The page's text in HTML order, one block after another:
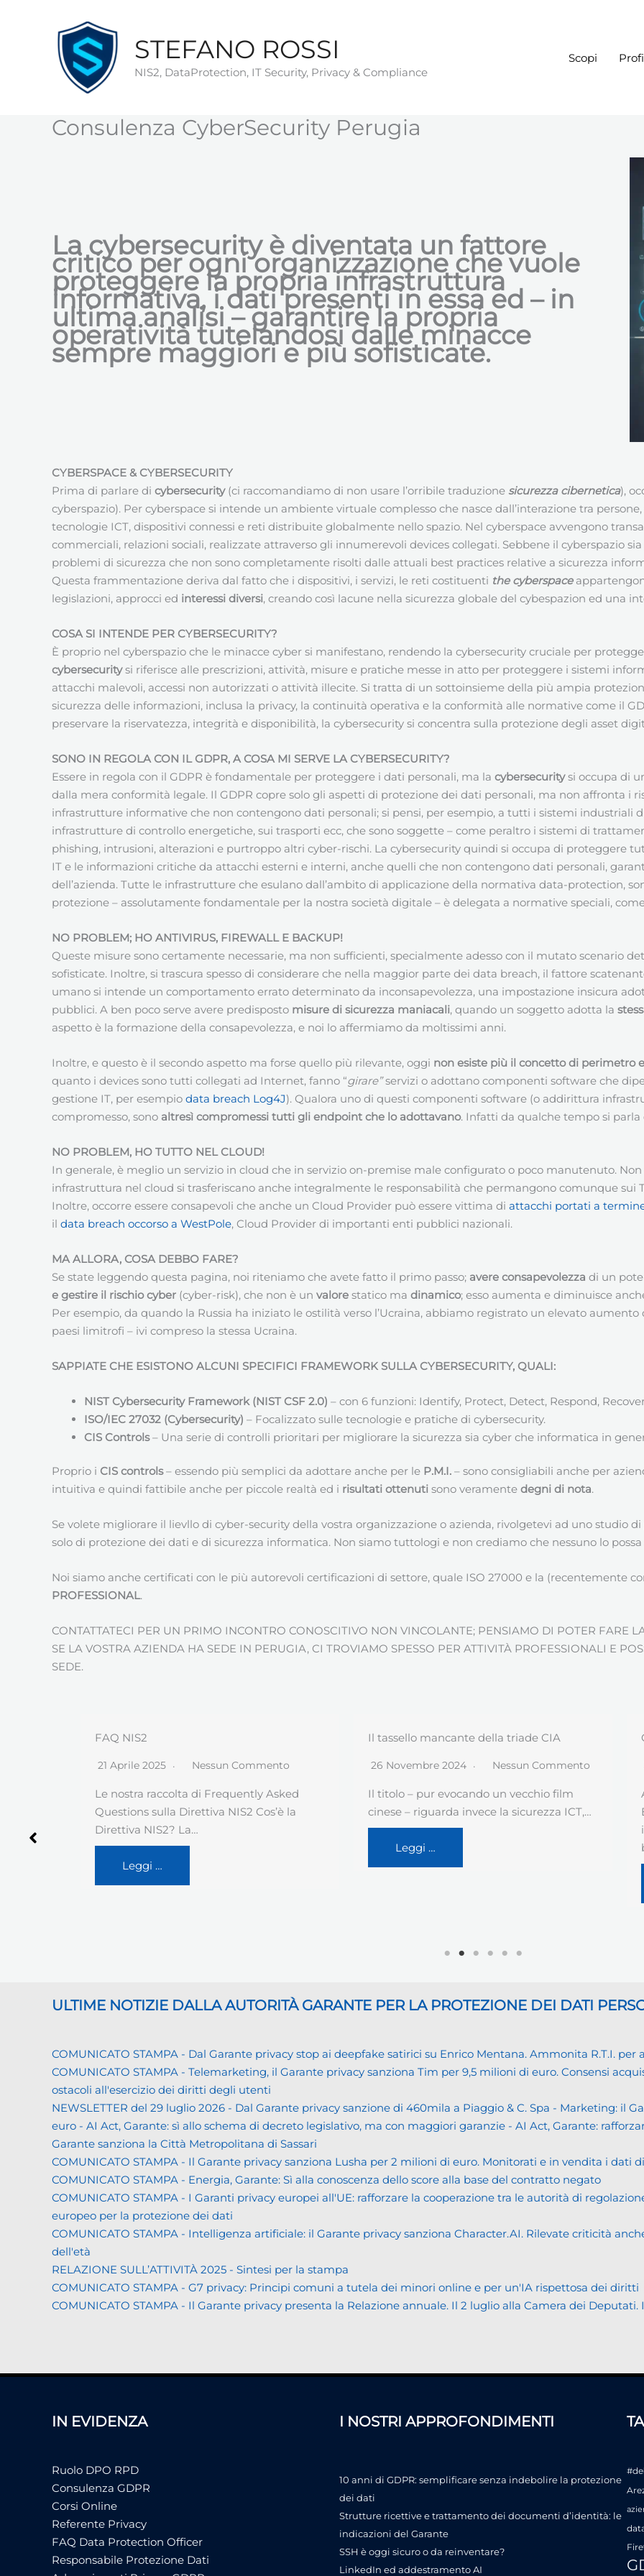
STEFANO ROSSI
NIS2, DataProtection, IT Security, Privacy & Compliance
Scopi
Consulenza CyberSecurity Perugia
La cybersecurity è diventata un fattore
critico per ogni organizzazione che vuole
proteggere la propria infrastruttura
informativa, i dati presenti in essa ed – in
ultima analisi – garantire la propria
operatività tutelandosi dalle minacce
sempre maggiori e più sofisticate.
CYBERSPACE & CYBERSECURITY
Prima di parlare di cybersecurity (ci raccomandiamo di non usare l’orribile traduzione sicurezza cibernetica),
cyberspazio). Per cyberspace si intende un ambiente virtuale complesso che nasce dall’interazione tra
tecnologie ICT, dispositivi connessi e reti distribuite globalmente nello spazio. Nel cyberspace avvengono
commerciali, relazioni sociali, realizzate attraverso gli innumerevoli devices collegati. Sebbene il cyberspazio
problemi di sicurezza che non sono completamente risolti dalle attuali best practices relative a sicurezza
Questa frammentazione deriva dal fatto che i dispositivi, i servizi, le reti costituenti the cyberspace
legislazioni, approcci ed interessi diversi, creando così lacune nella sicurezza globale del cybespazion ed una
COSA SI INTENDE PER CYBERSECURITY?
È proprio nel cyberspazio che le minacce cyber si manifestano, rendendo la cybersecurity cruciale per
cybersecuritysi riferisce alle prescrizioni, attività, misure e pratiche messe in atto per proteggere i sistemi
attacchi malevoli, accessi non autorizzati o attività illecite. Si tratta di un sottoinsieme della più ampia
sicurezza delle informazioni, inclusa la privacy, la continuità operativa e la conformità alle normative come il
preservare la riservatezza, integrità e disponibilità, la cybersecurity si concentra sulla protezione degli asset
SONO IN REGOLA CON IL GDPR, A COSA MI SERVE LA CYBERSECURITY?
Essere in regola con il GDPR è fondamentale per proteggere i dati personali, ma la cybersecuritysi occupa di
dalla mera conformità legale. Il GDPR copre solo gli aspetti di protezione dei dati personali, ma non affronta i
infrastrutture informative che non contengono dati personali; si pensi, per esempio, a tutti i sistemi industriali
infrastrutture di controllo energetiche, sui trasporti ecc, che sono soggette – come peraltro i sistemi di
phishing, intrusioni, alterazioni e purtroppo altri cyber-rischi. La cybersecurity quindi si occupa di proteggere
IT e le informazioni critiche da attacchi esterni e interni, anche quelli che non contengono dati personali,
dell’azienda. Tutte le infrastrutture che esulano dall’ambito di applicazione della normativa data-protection,
protezione – assolutamente fondamentale per la nostra società digitale – è delegata a normative speciali,
NO PROBLEM; HO ANTIVIRUS, FIREWALL E BACKUP!
Queste misure sono certamente necessarie, ma non sufficienti, specialmente adesso con il mutato scenario
sofisticate. Inoltre, si trascura spesso di considerare che nella maggior parte dei data breach, il fattore
umano si intende un comportamento errato determinato da inconsapevolezza, una impostazione insicura
pubblici. A ben poco serve avere predisposto misure di sicurezza maniacali, quando un soggetto adotta la
aspetto è la formazione della consapevolezza, e noi lo affermiamo da moltissimi anni.
Inoltre, e questo è il secondo aspetto ma forse quello più rilevante, oggi non esiste più il concetto di perimetro
quanto i devices sono tutti collegati ad Internet, fanno “girare”servizi o adottano componenti software che
gestione IT, per esempio data breach Log4J). Qualora uno di questi componenti software (o addirittura
compromesso, sono altresì compromessi tutti gli endpoint che lo adottavano. Infatti da qualche tempo si parla
NO PROBLEM, HO TUTTO NEL CLOUD!
In generale, è meglio un servizio in cloud che in servizio on-premise male configurato o poco manutenuto.
infrastruttura nel cloud si trasferiscano anche integralmente le responsabilità che permangono comunque sui
Inoltre, occorre essere consapevoli che anche un Cloud Provider può essere vittima di attacchi portati a
il data breach occorso a WestPole, Cloud Provider di importanti enti pubblici nazionali.
MA ALLORA, COSA DEBBO FARE?
Se state leggendo questa pagina, noi riteniamo che avete fatto il primo passo; avere consapevolezza di un
e gestire il rischio cyber (cyber-risk), che non è un valore statico ma dinamico; esso aumenta e diminuisce
Per esempio, da quando la Russia ha iniziato le ostilità verso l’Ucraina, abbiamo registrato un elevato
paesi limitrofi – ivi compreso la stessa Ucraina.
SAPPIATE CHE ESISTONO ALCUNI SPECIFICI FRAMEWORK SULLA CYBERSECURITY, QUALI:
NIST Cybersecurity Framework (NIST CSF 2.0) – con 6 funzioni: Identify, Protect, Detect, Respond,
ISO/IEC 27032 (Cybersecurity) – Focalizzato sulle tecnologie e pratiche di cybersecurity.
CIS Controls– Una serie di controlli prioritari per migliorare la sicurezza sia cyber che informatica in
Proprio i CIS controls– essendo più semplici da adottare anche per le P.M.I. – sono consigliabili anche per
intuitiva e quindi fattibile anche per piccole realtà ed i risultati ottenuti sono veramente degni di nota.
Se volete migliorare il lievllo di cyber-security della vostra organizzazione o azienda, rivolgetevi ad uno studio
solo di protezione dei dati e di sicurezza informatica. Non siamo tuttologi e non crediamo che nessuno lo possa
Noi siamo anche certificati con le più autorevoli certificazioni di settore, quale ISO 27000 e la (recentemente
PROFESSIONAL.
CONTATTATECI PER UN PRIMO INCONTRO CONOSCITIVO NON VINCOLANTE; PENSIAMO DI POTER FARE
SE LA VOSTRA AZIENDA HA SEDE IN PERUGIA, CI TROVIAMO SPESSO PER ATTIVITÀ PROFESSIONALI E
SEDE.
Il tassello mancante della triade CIA
26 Novembre 2024 Nessun Commento
Il titolo – pur evocando un vecchio film
cinese – riguarda invece la sicurezza ICT,…
Leggi …
Caso Equalize
30 Ottobre 2024 Nessun Commento
Appare chiarissimo che l’ultimo “caso
Equalize” certifica un livello di
inadeguatezza della cybersecurity delle
banche…
ULTIME NOTIZIE DALLA AUTORITÀ GARANTE PER LA PROTEZIONE DEI DATI
COMUNICATO STAMPA - Dal Garante privacy stop ai deepfake satirici su Enrico Mentana. Ammonita R.T.I. per
COMUNICATO STAMPA - Telemarketing, il Garante privacy sanziona Tim per 9,5 milioni di euro. Consensi
ostacoli all'esercizio dei diritti degli utenti
NEWSLETTER del 29 luglio 2026 - Dal Garante privacy sanzione di 460mila a Piaggio & C. Spa - Marketing: il
euro - AI Act, Garante: sì allo schema di decreto legislativo, ma con maggiori garanzie - AI Act, Garante:
Garante sanziona la Città Metropolitana di Sassari
COMUNICATO STAMPA - Il Garante privacy sanziona Lusha per 2 milioni di euro. Monitorati e in vendita i dati
COMUNICATO STAMPA - Energia, Garante: Sì alla conoscenza dello score alla base del contratto negato
COMUNICATO STAMPA - I Garanti privacy europei all'UE: rafforzare la cooperazione tra le autorità di
europeo per la protezione dei dati
COMUNICATO STAMPA - Intelligenza artificiale: il Garante privacy sanziona Character.AI. Rilevate criticità
dell'età
RELAZIONE SULL’ATTIVITÀ 2025 - Sintesi per la stampa
COMUNICATO STAMPA - G7 privacy: Principi comuni a tutela dei minori online e per un'IA rispettosa dei diritti
COMUNICATO STAMPA - Il Garante privacy presenta la Relazione annuale. Il 2 luglio alla Camera dei
IN EVIDENZA
Ruolo DPO RPD
Consulenza GDPR
Corsi Online
Referente Privacy
FAQ Data Protection Officer
Responsabile Protezione Dati
I NOSTRI APPROFONDIMENTI
10 anni di GDPR: semplificare senza indebolire la protezione
dei dati
Strutture ricettive e trattamento dei documenti d’identità: le
indicazioni del Garante
SSH è oggi sicuro o da reinventare?
LinkedIn ed addestramento AI